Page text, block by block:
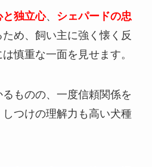
と独立心、 シェパードの忠
め、飼い主に強く懐く反
慎重な一面を見せます。
ものの、一度信頼関係を
つけの理解力も高い犬種